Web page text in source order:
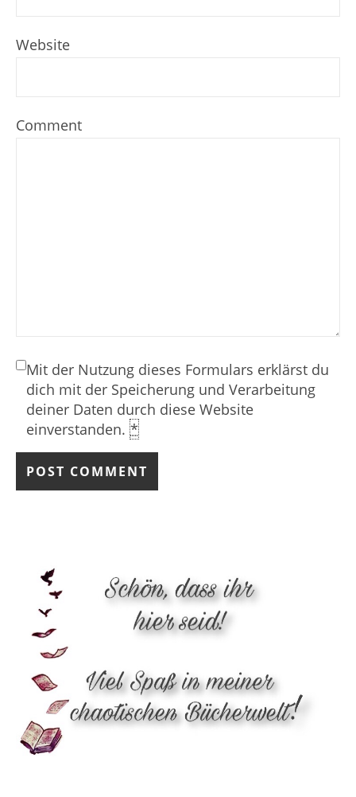
Website
Comment
Mit der Nutzung dieses Formulars erklärst du
dich mit der Speicherung und Verarbeitung
deiner Daten durch diese Website
einverstanden. *